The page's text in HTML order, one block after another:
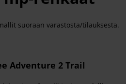
suoraan varastosta/tilauksesta.
Adventure 2 Trail